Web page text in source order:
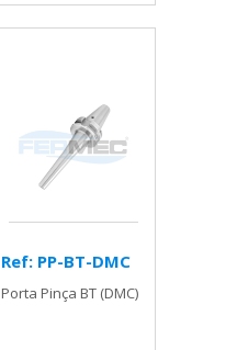
Ref: PP-BT-DMC
Porta Pinça BT (DMC)